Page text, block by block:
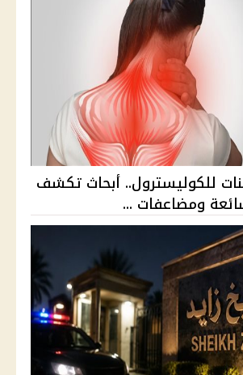
للكوليسترول.. أبحاث تكشف
ومضاعفات ...